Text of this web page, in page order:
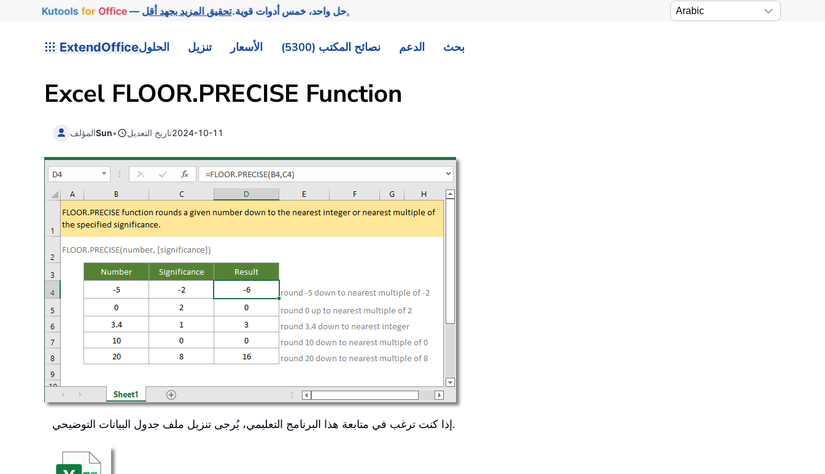
Kutools for Office — حل واحد، خمس أدوات قوية.تحقيق المزيد بجهد أقل.
ExtendOfficeالحلول تنزيل الأسعار نصائح المكتب (5300) الدعم بحث
Excel FLOOR.PRECISE Function
المؤلفSun• تاريخ التعديل2024-10-11
إذا كنت ترغب في متابعة هذا البرنامج التعليمي، يُرجى تنزيل ملف جدول البيانات التوضيحي.